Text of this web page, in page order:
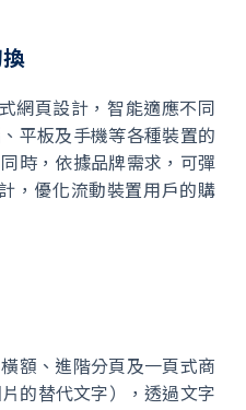
網頁設計，智能適應不同
平板及手機等各種裝置的
時，依據品牌需求，可彈
，優化流動裝置用戶的購
額、進階分頁及一頁式商
的替代文字），透過文字